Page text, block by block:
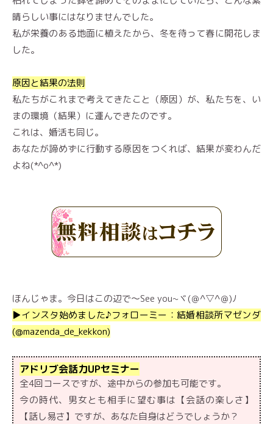
晴らしい事にはなりませんでした。
私が栄養のある地面に植えたから、冬を待って春に開花しま
した。
原因と結果の法則
私たちがこれまで考えてきたこと（原因）が、私たちを、い
まの環境（結果）に運んできたのです。
これは、婚活も同じ。
あなたが諦めずに行動する原因をつくれば、結果が変わんだ
よね(*^o^*)
ほんじゃま。今日はこの辺で～See you~ヾ(＠^▽^＠)ﾉ
▶︎インスタ始めました♪フォローミー：結婚相談所マゼンダ
(@mazenda_de_kekkon)
アドリブ会話力UPセミナー
全4回コースですが、途中からの参加も可能です。
今の時代、男女とも相手に望む事は【会話の楽しさ】
【話し易さ】ですが、あなた自身はどうでしょうか？